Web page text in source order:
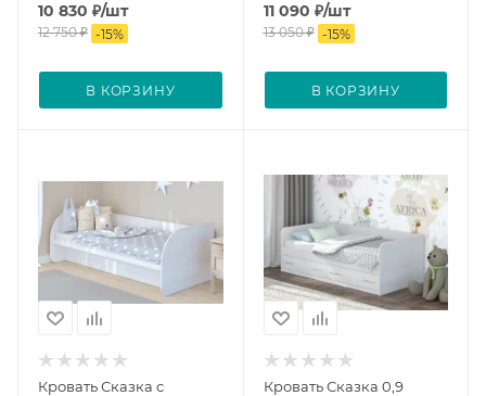
10 830 ₽/шт
12 750₽ -15%
В КОРЗИНУ
11 090 ₽/шт
13 050₽ -15%
В КОРЗИНУ
Кровать Сказка с
Кровать Сказка 0,9